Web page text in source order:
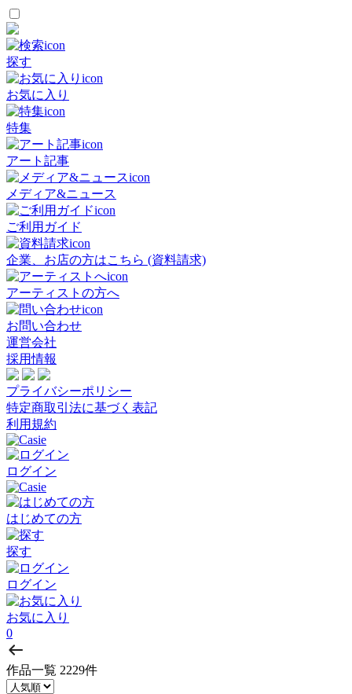
探す
お気に入り
特集
アート記事
メディア&ニュース
ご利用ガイド
企業、お店の方はこちら (資料請求)
アーティストの方へ
お問い合わせ
運営会社
採用情報
プライバシーポリシー
特定商取引法に基づく表記
利用規約
ログイン
はじめての方
探す
ログイン
お気に入り
0
作品一覧 2229件